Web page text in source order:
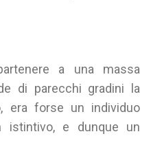
a una massa
di parecchi gradini la
era forse un individuo
istintivo, e dunque un